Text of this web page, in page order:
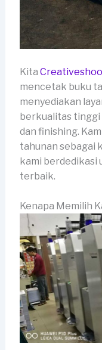
Kita
mencetak buku
menyediakan
berkualitas tinggi
dan finishing.
tahunan sebagai
kami berdedikasi
terbaik.
Kenapa Memilih